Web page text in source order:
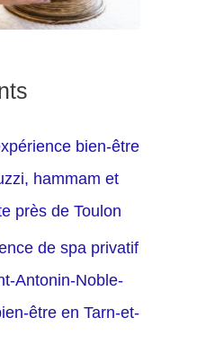
bien-être
hammam et
près de Toulon
de spa privatif
Antonin-Noble-
être en Tarn-et-